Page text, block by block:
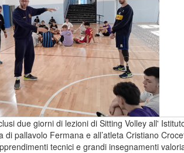
due giorni di lezioni di Sitting Volley all'
di pallavolo Fermana e all’atleta Cristiano
tecnici e grandi insegnamenti